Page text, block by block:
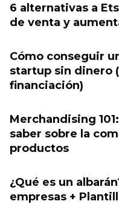
6 alternativas a
de venta y
Cómo conseguir
startup sin dinero
financiación)
Merchandising
saber sobre la
productos
¿Qué es un
empresas +